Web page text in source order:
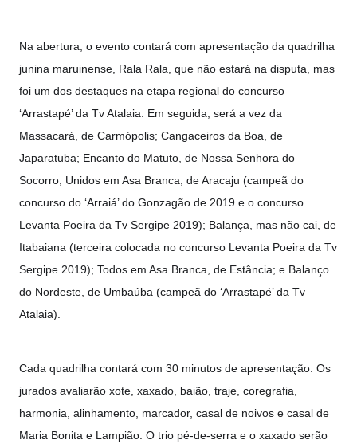
Na abertura, o evento contará com apresentação da quadrilha
junina maruinense, Rala Rala, que não estará na disputa, mas
foi um dos destaques na etapa regional do concurso
‘Arrastapé’ da Tv Atalaia. Em seguida, será a vez da
Massacará, de Carmópolis; Cangaceiros da Boa, de
Japaratuba; Encanto do Matuto, de Nossa Senhora do
Socorro; Unidos em Asa Branca, de Aracaju (campeã do
concurso do ‘Arraiá’ do Gonzagão de 2019 e o concurso
Levanta Poeira da Tv Sergipe 2019); Balança, mas não cai, de
Itabaiana (terceira colocada no concurso Levanta Poeira da Tv
Sergipe 2019); Todos em Asa Branca, de Estância; e Balanço
do Nordeste, de Umbaúba (campeã do ‘Arrastapé’ da Tv
Atalaia).
Cada quadrilha contará com 30 minutos de apresentação. Os
jurados avaliarão xote, xaxado, baião, traje, coregrafia,
harmonia, alinhamento, marcador, casal de noivos e casal de
Maria Bonita e Lampião. O trio pé-de-serra e o xaxado serão